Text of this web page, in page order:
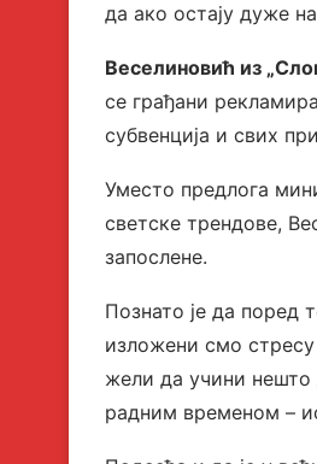
да ако остају дуже
Веселиновић из
се грађани
субвенција и свих
Уместо предлога
светске трендове,
запослене.
Познато је да поред
изложени смо
жели да учини нешто
радним временом –